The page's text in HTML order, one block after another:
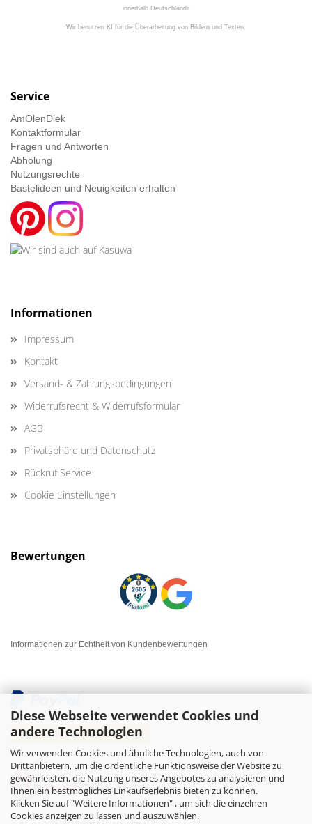
Diese Webseite verwendet Cookies und
andere Technologien
Wir verwenden Cookies und ähnliche Technologien, auch von
Drittanbietern, um die ordentliche Funktionsweise der Website zu
gewährleisten, die Nutzung unseres Angebotes zu analysieren und
Ihnen ein bestmögliches Einkaufserlebnis bieten zu können.
Klicken Sie auf "Weitere Informationen" , um sich die einzelnen
Cookies anzeigen zu lassen und auszuwählen.
innerhalb Deutschlands
Wir benutzen KI für die Überarbeitung von Bildern und Texten.
Service
AmOlenDiek
Kontaktformular
Fragen und Antworten
Abholung
Nutzungsrechte
Bastelideen und Neuigkeiten erhalten
Informationen
Impressum
Kontakt
Versand- & Zahlungsbedingungen
Widerrufsrecht & Widerrufsformular
AGB
Privatsphäre und Datenschutz
Rückruf Service
Cookie Einstellungen
Bewertungen
Informationen zur Echtheit von Kundenbewertungen